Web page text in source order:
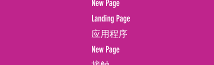
New Page
Landing Page
应用程序
New Page